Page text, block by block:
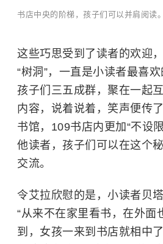
书店中央的阶梯，孩子们可以并肩阅读
这些巧思受到了读者的欢迎
“树洞”，一直是小读者最喜欢
孩子们三五成群，聚在一起
内容，说着说着，笑声便传
书馆，109书店内更加“不设
他读者，孩子们可以在这个
交流。
令艾拉欣慰的是，小读者贝
“从来不在家里看书，在外面
到，女孩一来到书店就相中